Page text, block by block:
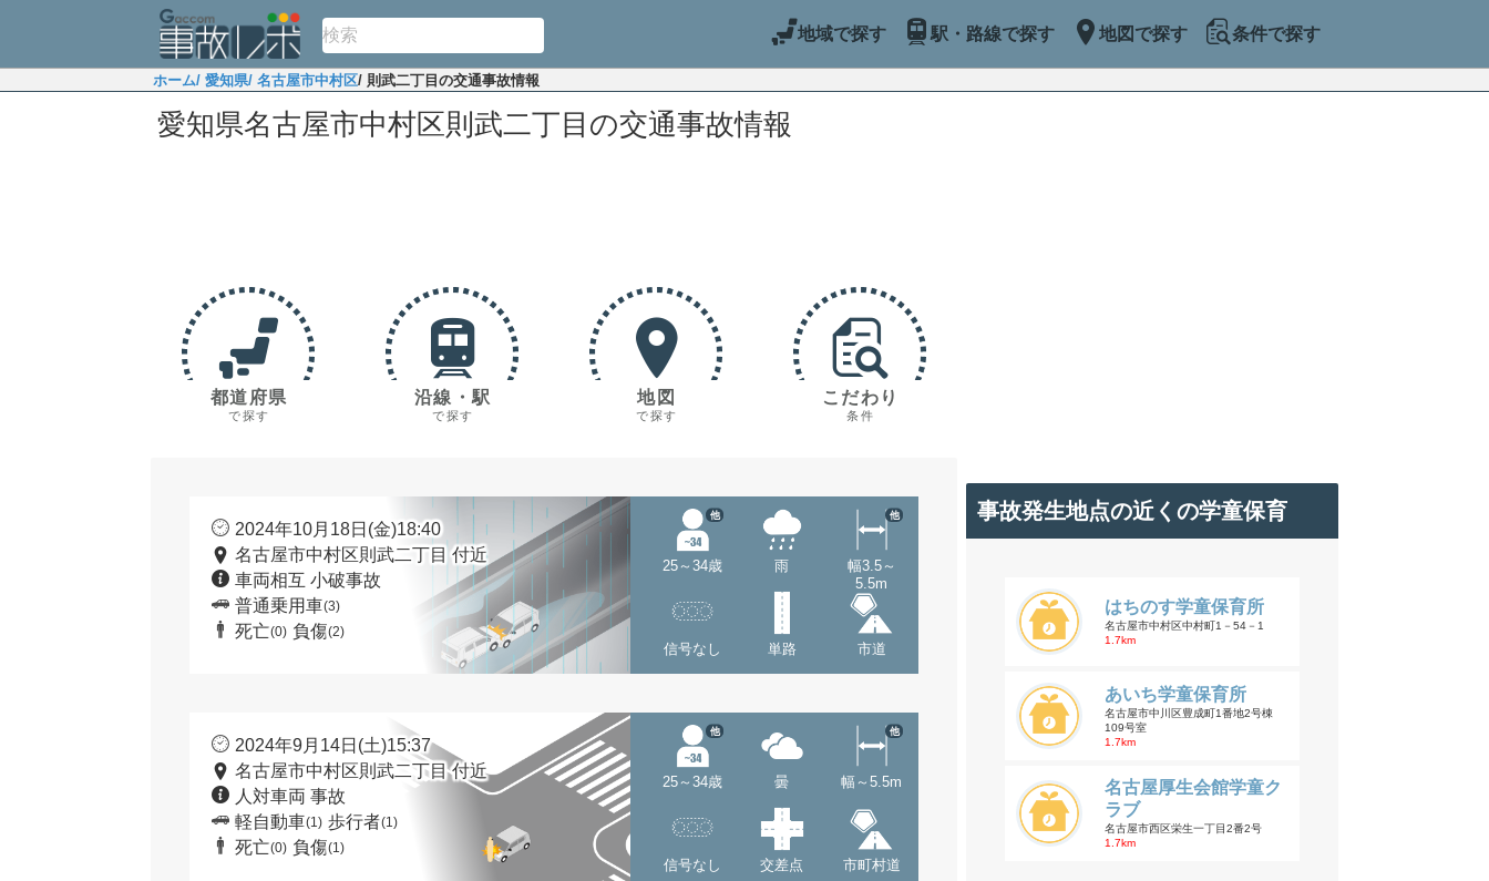
地域で探す 駅・路線で探す 地図で探す 条件で探す
ホーム/ 愛知県/ 名古屋市中村区/ 則武二丁目の交通事故情報
愛知県名古屋市中村区則武二丁目の交通事故情報
都道府県
で探す
沿線・駅
で探す
地図
で探す
こだわり
条件
2024年10月18日(金)18:40
名古屋市中村区則武二丁目 付近
車両相互 小破事故
普通乗用車(3)
死亡(0) 負傷(2)
25～34歳
他
雨
幅3.5～
5.5m
他
信号なし 単路 市道
2024年9月14日(土)15:37
名古屋市中村区則武二丁目 付近
人対車両 事故
軽自動車(1) 歩行者(1)
死亡(0) 負傷(1)
25～34歳
他
曇 幅～5.5m
他
信号なし 交差点 市町村道
事故発生地点の近くの学童保育
はちのす学童保育所
名古屋市中村区中村町1－54－1
1.7km
あいち学童保育所
名古屋市中川区豊成町1番地2号棟
109号室
1.7km
名古屋厚生会館学童ク
ラブ
名古屋市西区栄生一丁目2番2号
1.7km